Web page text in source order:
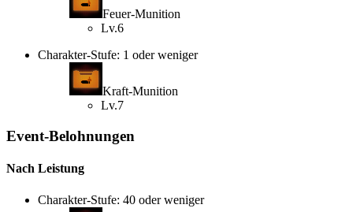
Feuer-Munition
Lv.6
Charakter-Stufe: 1 oder weniger
Kraft-Munition
Lv.7
Event-Belohnungen
Nach Leistung
Charakter-Stufe: 40 oder weniger